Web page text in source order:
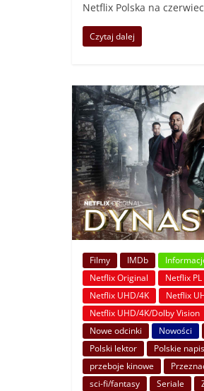
Netflix Polska na czerwiec
Czytaj dalej
Filmy IMDb
Netflix Original
Netflix PL
Netflix UHD/4K
Netflix
Netflix UHD/4K/Dolby Vision
Nowe odcinki
Nowości
Polski lektor
Polskie
przeboje kinowe
sci-fi/fantasy
Seriale